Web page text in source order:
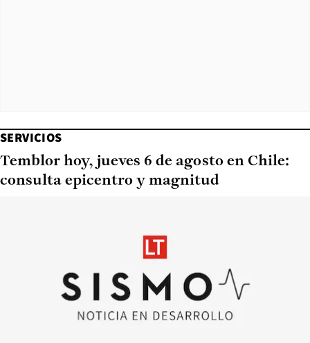
SERVICIOS
Temblor hoy, jueves 6 de agosto en Chile:
consulta epicentro y magnitud